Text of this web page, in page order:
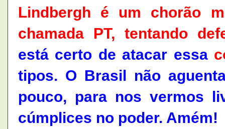
Lindbergh é um chorão
chamada PT, tentando
está certo de atacar essa
tipos. O Brasil não
pouco, para nos vermos
cúmplices no poder. Amém!